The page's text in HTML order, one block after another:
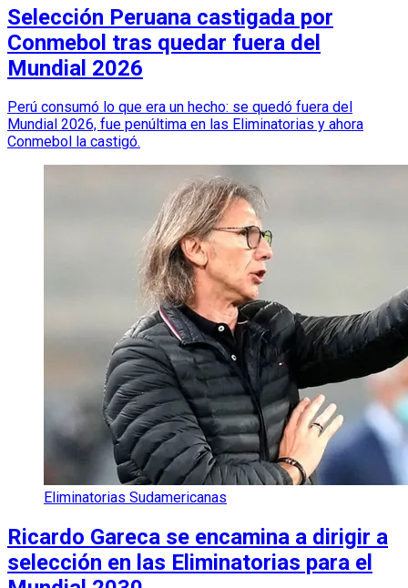
Selección Peruana castigada por
Conmebol tras quedar fuera del
Mundial 2026
Perú consumó lo que era un hecho: se quedó fuera del
Mundial 2026, fue penúltima en las Eliminatorias y ahora
Conmebol la castigó.
Eliminatorias Sudamericanas
Ricardo Gareca se encamina a dirigir a
selección en las Eliminatorias para el